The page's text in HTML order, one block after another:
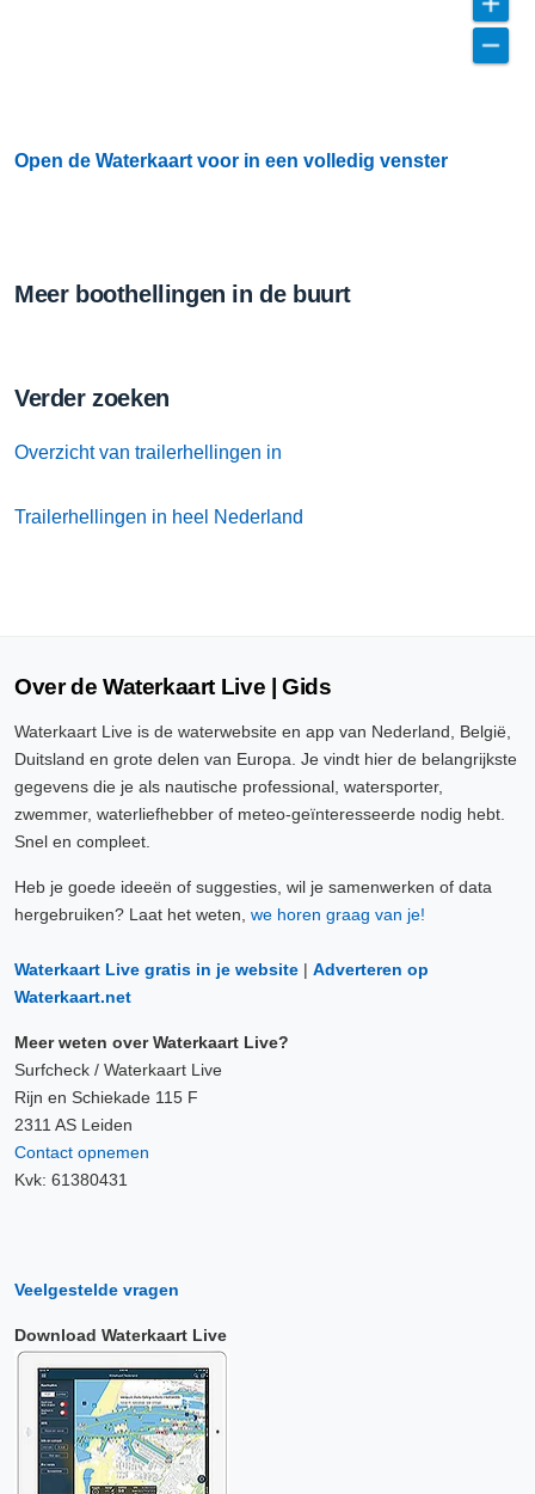
Open de Waterkaart voor in een volledig venster
Meer boothellingen in de buurt
Verder zoeken
Overzicht van trailerhellingen in
Trailerhellingen in heel Nederland
Over de Waterkaart Live | Gids
Waterkaart Live is de waterwebsite en app van Nederland, België,
Duitsland en grote delen van Europa. Je vindt hier de belangrijkste
gegevens die je als nautische professional, watersporter,
zwemmer, waterliefhebber of meteo-geïnteresseerde nodig hebt.
Snel en compleet.
Heb je goede ideeën of suggesties, wil je samenwerken of data
hergebruiken? Laat het weten, we horen graag van je!
Waterkaart Live gratis in je website | Adverteren op
Waterkaart.net
Meer weten over Waterkaart Live?
Surfcheck / Waterkaart Live
Rijn en Schiekade 115 F
2311 AS Leiden
Contact opnemen
Kvk: 61380431
Veelgestelde vragen
Download Waterkaart Live